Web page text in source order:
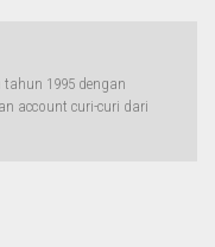
1995 dengan
account curi-curi dari